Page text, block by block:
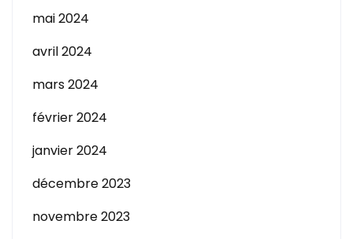
mai 2024
avril 2024
mars 2024
février 2024
janvier 2024
décembre 2023
novembre 2023